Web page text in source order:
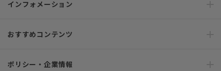
インフォメーション
おすすめコンテンツ
ポリシー・企業情報